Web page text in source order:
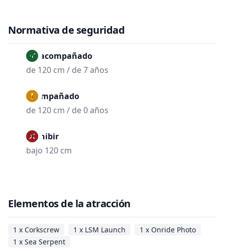
Normativa de seguridad
No acompañado
de 120 cm / de 7 años
Acompañado
de 120 cm / de 0 años
Prohibir
bajo 120 cm
Elementos de la atracción
1 x Corkscrew 1 x LSM Launch
1 x Onride Photo
1 x Sea Serpent